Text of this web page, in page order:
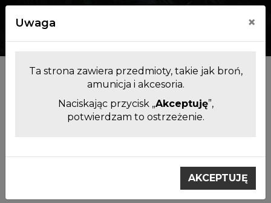
Uwaga ×
Ta strona zawiera przedmioty, takie jak broń,
amunicja i akcesoria.
Naciskając przycisk „Akceptuję”,
potwierdzam to ostrzeżenie.
AKCEPTUJĘ